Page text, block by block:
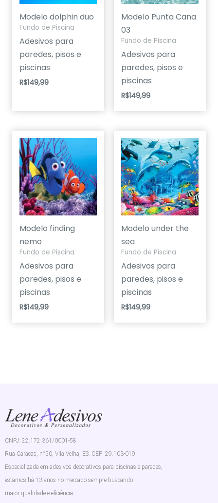
Modelo dolphin duo
Fundo de Piscina
Adesivos para
paredes, pisos e
piscinas
R$149,99
Modelo Punta Cana
03
Fundo de Piscina
Adesivos para
paredes, pisos e
piscinas
R$149,99
Modelo finding
nemo
Fundo de Piscina
Adesivos para
paredes, pisos e
piscinas
R$149,99
Modelo under the
sea
Fundo de Piscina
Adesivos para
paredes, pisos e
piscinas
R$149,99
CNPJ: 22.172.361/0001-58
Rua Caracas, n°50, Vila Velha, ES. CEP: 29.103-019.
Especializada em adesivos decorativos para piscinas e paredes,
estamos há 13 anos no mercado sempre buscando
maior qualidade e eficiência.